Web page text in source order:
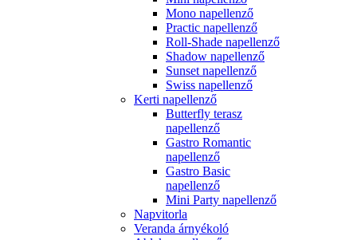
Mono napellenző
Practic napellenző
Roll-Shade napellenző
Shadow napellenző
Sunset napellenző
Swiss napellenző
Kerti napellenző
Butterfly terasz
napellenző
Gastro Romantic
napellenző
Gastro Basic
napellenző
Mini Party napellenző
Napvitorla
Veranda árnyékoló